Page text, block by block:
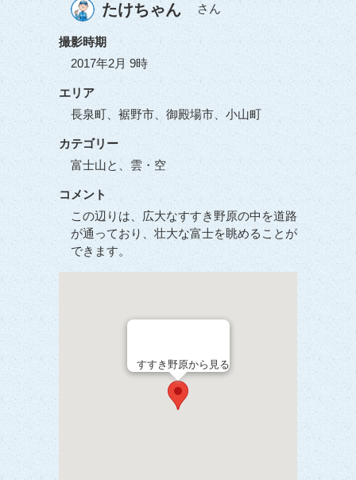
たけちゃん さん
撮影時期
2017年2月 9時
エリア
長泉町、裾野市、御殿場市、小山町
カテゴリー
富士山と、雲・空
コメント
この辺りは、広大なすすき野原の中を道路
が通っており、壮大な富士を眺めることが
できます。
すすき野原から見る